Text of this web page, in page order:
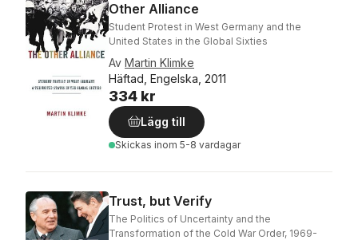
Other Alliance
Student Protest in West Germany and the
United States in the Global Sixties
Av Martin Klimke
Häftad, Engelska, 2011
334 kr
Lägg till
Skickas inom 5-8 vardagar
Trust, but Verify
The Politics of Uncertainty and the
Transformation of the Cold War Order, 1969-